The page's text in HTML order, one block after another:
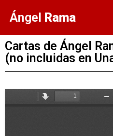
Ángel Rama
Cartas de Ángel
(no incluidas en